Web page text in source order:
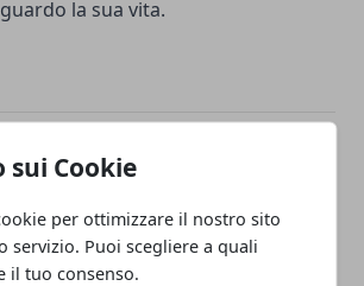
sui Cookie
per ottimizzare il nostro sito
servizio. Puoi scegliere a quali
il tuo consenso.
la sua vita.
Whatsapp